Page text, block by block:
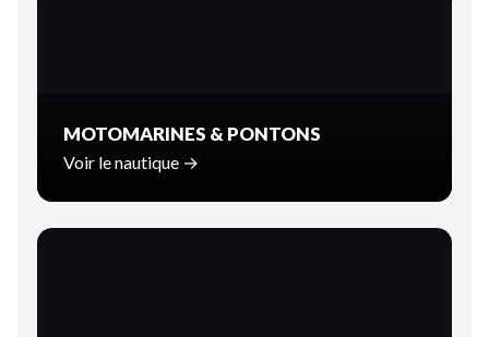
MOTOMARINES & PONTONS
Voir le nautique →